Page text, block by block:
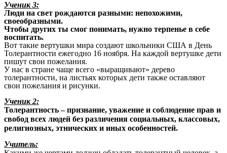
Ученик 3:
Люди на свет рождаются разными: непохожими,
своеобразными.
Чтобы других ты смог понимать, нужно терпенье в себе
воспитать.
Вот такие вертушки мира создают школьники США в День
Толерантности ежегодно 16 ноября. На каждой вертушке дети
пишут свои пожелания.
У нас в стране чаще всего «выращивают» дерево
толерантности, на листьях которых дети также оставляют
свои пожелания и рисунки.
Ученик 2:
Толерантность – признание, уважение и соблюдение прав и
свобод всех людей без различения социальных, классовых,
религиозных, этнических и иных особенностей.
Учитель: